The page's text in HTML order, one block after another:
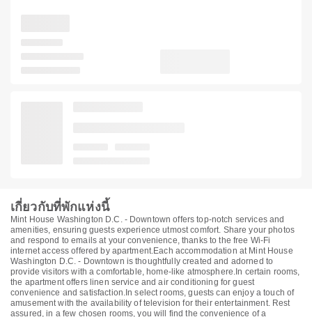
เกี่ยวกับที่พักแห่งนี้
Mint House Washington D.C. - Downtown offers top-notch services and
amenities, ensuring guests experience utmost comfort. Share your photos
and respond to emails at your convenience, thanks to the free Wi-Fi
internet access offered by apartment.Each accommodation at Mint House
Washington D.C. - Downtown is thoughtfully created and adorned to
provide visitors with a comfortable, home-like atmosphere.In certain rooms,
the apartment offers linen service and air conditioning for guest
convenience and satisfaction.In select rooms, guests can enjoy a touch of
amusement with the availability of television for their entertainment. Rest
assured, in a few chosen rooms, you will find the convenience of a